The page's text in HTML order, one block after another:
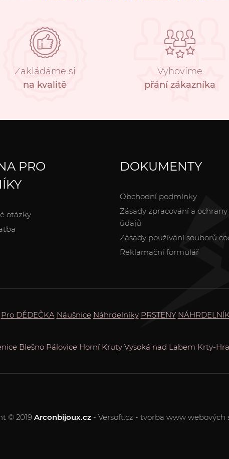
Zakládáme si
na kvalitě
Vyhovíme
přání zákazníka
PRO
otázky
DOKUMENTY
Obchodní podmínky
Zásady zpracování a
údajů
Zásady používání souborů
Reklamační formulář
Pro DĚDEČKA Náušnice Náhrdelníky PRSTENY
Blešno Pálovice Horní Kruty Vysoká nad Labem Krty-
© 2019 Arconbijoux.cz - Versoft.cz - tvorba www webových